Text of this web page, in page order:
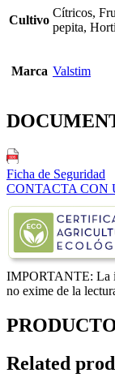
Cultivo
Cítricos,
pepita,
Marca Valstim
Ficha de Seguridad
CONTACTA CON
IMPORTANTE: La
no exime de la
Related